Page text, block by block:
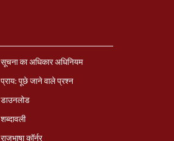
सूचना का अधिकार अधिनियम
प्राय: पूछे जाने वाले प्रश्‍न
डाउनलोड
शब्दावली
राजभाषा कॉर्नर